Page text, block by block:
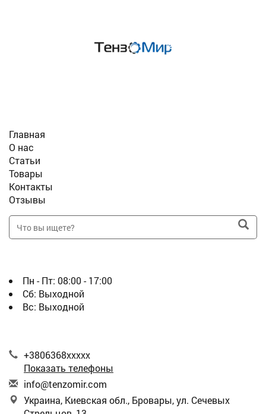
Главная
О нас
Статьи
Товары
Контакты
Отзывы
Пн - Пт: 08:00 - 17:00
Сб: Выходной
Вс: Выходной
+3806368xxxxx
Показать телефоны
info@tenzomir.com
Украина, Киевская обл., Бровары, ул. Сечевых